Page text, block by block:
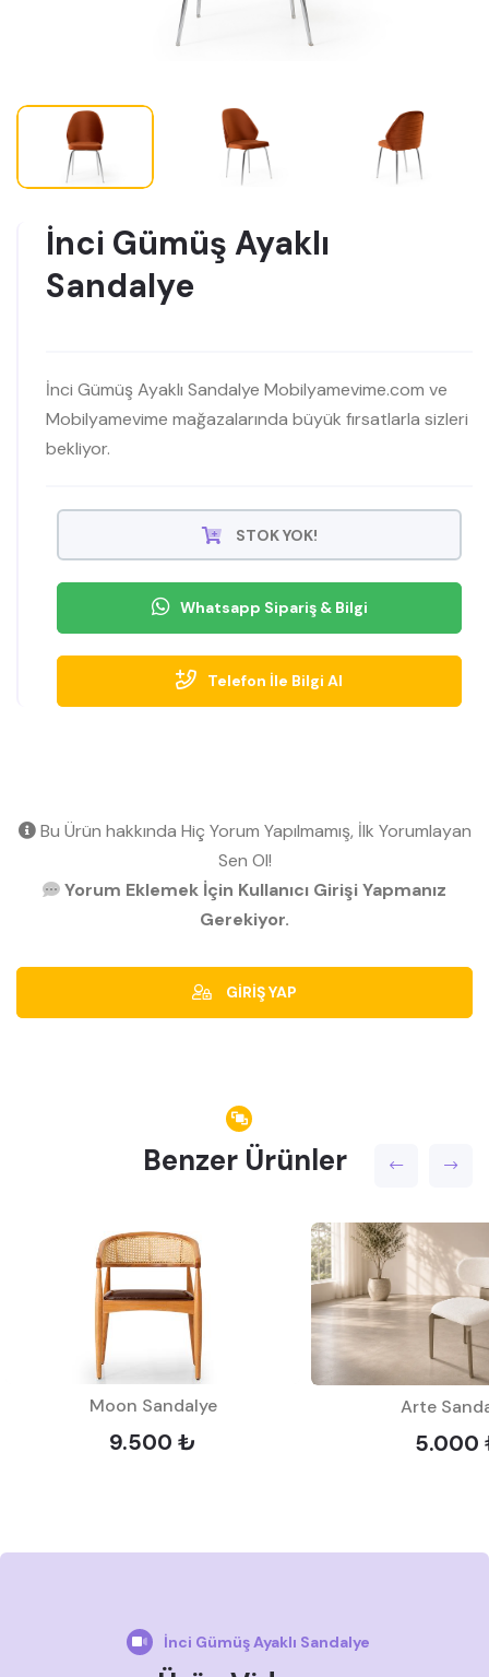
İnci Gümüş Ayaklı
Sandalye
İnci Gümüş Ayaklı Sandalye Mobilyamevime.com ve
Mobilyamevime mağazalarında büyük fırsatlarla sizleri
bekliyor.
STOK YOK!
Whatsapp Sipariş & Bilgi
Telefon İle Bilgi Al
Bu Ürün hakkında Hiç Yorum Yapılmamış, İlk Yorumlayan
Sen Ol!
Yorum Eklemek İçin Kullanıcı Girişi Yapmanız
Gerekiyor.
GİRİŞ YAP
Benzer Ürünler
Moon Sandalye
9.500 ₺
Arte
5.000
İnci Gümüş Ayaklı Sandalye